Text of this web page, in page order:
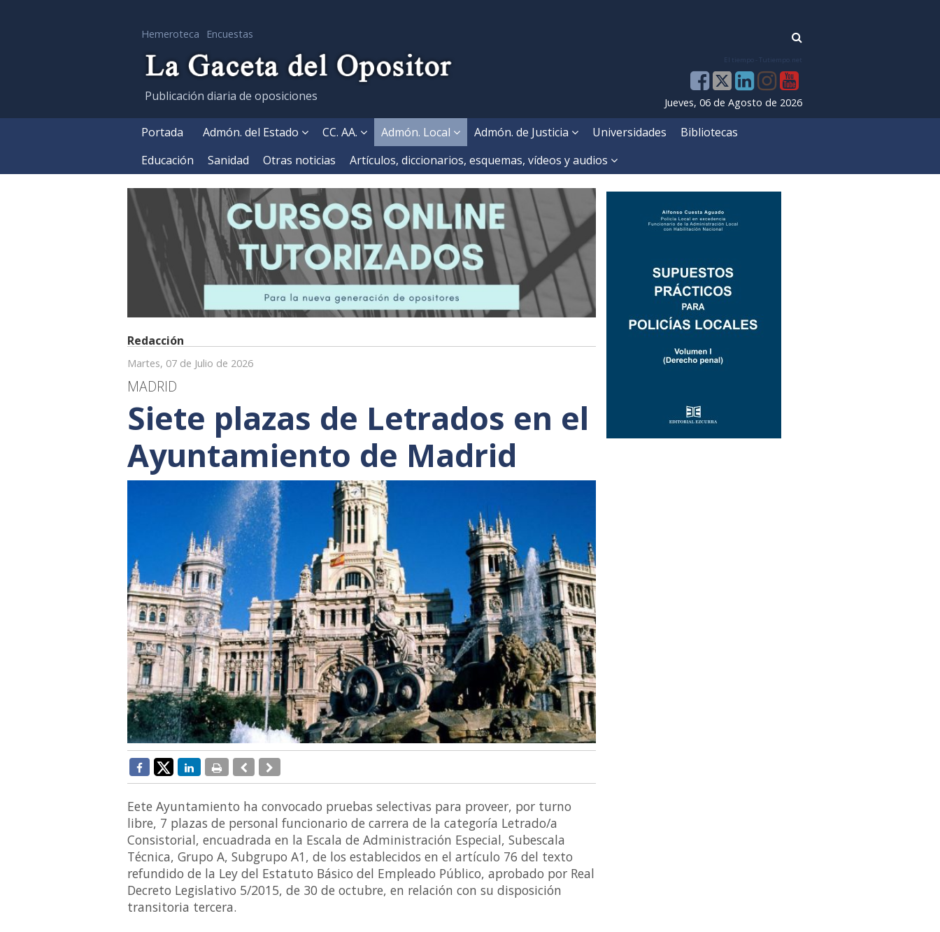
Hemeroteca Encuestas
Publicación diaria de oposiciones
El tiempo - Tutiempo.net
Jueves, 06 de Agosto de 2026
Portada Admón. del Estado CC. AA. Admón. Local Admón. de Justicia Universidades
Bibliotecas
Educación
Sanidad Otras noticias Artículos, diccionarios, esquemas, vídeos y audios
Redacción
Martes, 07 de Julio de 2026
MADRID
Siete plazas de Letrados en el
Ayuntamiento de Madrid
Eete Ayuntamiento ha convocado pruebas selectivas para proveer, por turno
libre, 7 plazas de personal funcionario de carrera de la categoría Letrado/a
Consistorial, encuadrada en la Escala de Administración Especial, Subescala
Técnica, Grupo A, Subgrupo A1, de los establecidos en el artículo 76 del texto
refundido de la Ley del Estatuto Básico del Empleado Público, aprobado por Real
Decreto Legislativo 5/2015, de 30 de octubre, en relación con su disposición
transitoria tercera.